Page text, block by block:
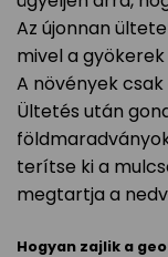
Az újonnan
mivel a
A növények
Ültetés után
terítse ki a
megtartja a
Hogyan zajlik a